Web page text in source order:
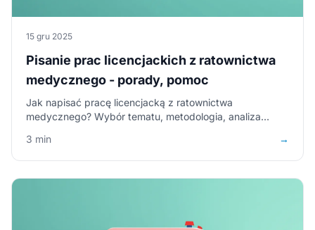
15 gru 2025
Pisanie prac licencjackich z ratownictwa
medycznego - porady, pomoc
Jak napisać pracę licencjacką z ratownictwa
medycznego? Wybór tematu, metodologia, analiza
3 min →